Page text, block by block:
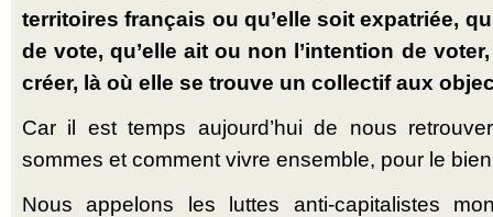
territoires français ou qu’elle soit expatriée,
de vote, qu’elle ait ou non l’intention de
créer, là où elle se trouve un collectif aux
Car il est temps aujourd’hui de nous
sommes et comment vivre ensemble, pour le
Nous appelons les luttes anti-capitalistes